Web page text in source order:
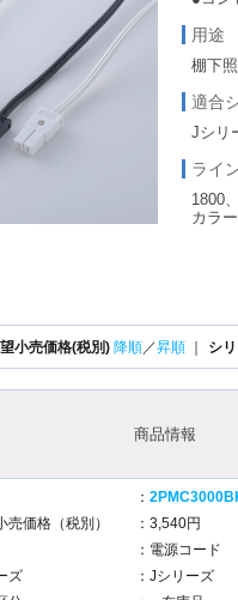
用途
棚下
適合
Jシリ
ライ
1800
カラ
小売価格(税別) 降順／昇順 シ
商品情報
：
売価格（税別）
：3,540円
：電源コード
ズ
：Jシリーズ